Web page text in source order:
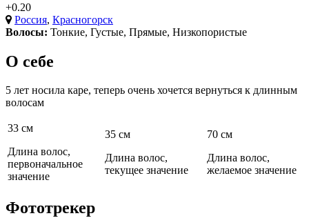
+0.20
Россия, Красногорск
Волосы: Тонкие, Густые, Прямые, Низкопористые
О себе
5 лет носила каре, теперь очень хочется вернуться к длинным
волосам
33 см
Длина волос,
первоначальное
значение
35 см
Длина волос,
текущее значение
70 см
Длина волос,
желаемое значение
Фототрекер